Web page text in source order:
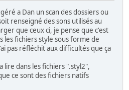
a Dan un scan des dossiers ou
renseigné des sons utilisés au
que ceux ci, je pense que c'est
les fichiers style sous forme de
pas réfléchit aux difficultés que ça
lire dans les fichiers ".styl2",
ce sont des fichiers natifs